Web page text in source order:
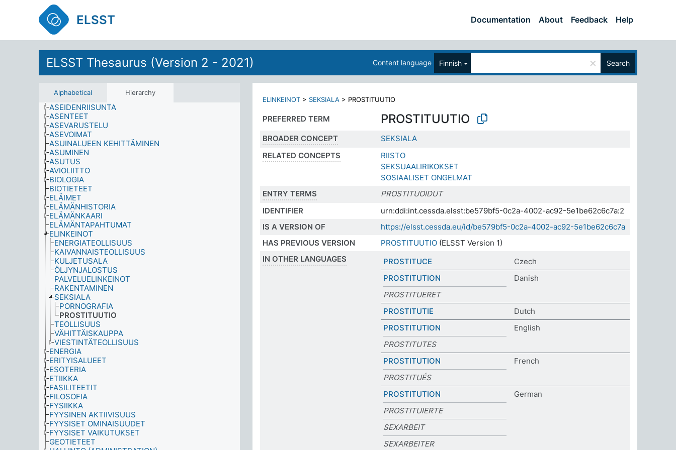
ELSST Documentation About Feedback Help
ELSST Thesaurus (Version 2 - 2021) Content language Finnish × Search
Alphabetical Hierarchy
AIKA
AINEISTOT
ALIVUOKRALAISET
AMMATTIRYHMÄT
ARVIOINTI
ARVOVALTA
ASEIDENRIISUNTA
ASENTEET
ASEVARUSTELU
ASEVOIMAT
ASUINALUEEN KEHITTÄMINEN
ASUMINEN
ASUTUS
AVIOLIITTO
BIOLOGIA
BIOTIETEET
ELÄIMET
ELÄMÄNHISTORIA
ELÄMÄNKAARI
ELÄMÄNTAPAHTUMAT
ELINKEINOT
ENERGIATEOLLISUUS
KAIVANNAISTEOLLISUUS
KULJETUSALA
ÖLJYNJALOSTUS
PALVELUELINKEINOT
RAKENTAMINEN
SEKSIALA
PORNOGRAFIA
PROSTITUUTIO
TEOLLISUUS
VÄHITTÄISKAUPPA
VIESTINTÄTEOLLISUUS
ENERGIA
ERITYISALUEET
ESOTERIA
ETIIKKA
FASILITEETIT
FILOSOFIA
FYSIIKKA
FYYSINEN AKTIIVISUUS
FYYSISET OMINAISUUDET
FYYSISET VAIKUTUKSET
GEOTIETEET
ELINKEINOT > SEKSIALA > PROSTITUUTIO
PREFERRED TERM PROSTITUUTIO
BROADER CONCEPT
SEKSIALA
RELATED CONCEPTS
RIISTO
SEKSUAALIRIKOKSET
SOSIAALISET ONGELMAT
ENTRY TERMS
PROSTITUOIDUT
IDENTIFIER
urn:ddi:int.cessda.elsst:be579bf5-0c2a-4002-ac92-5e1be62c6c7a:2
IS A VERSION OF
https://elsst.cessda.eu/id/be579bf5-0c2a-4002-ac92-5e1be62c6c7a
HAS PREVIOUS VERSION
PROSTITUUTIO (ELSST Version 1)
IN OTHER LANGUAGES
PROSTITUCE
Czech
PROSTITUTION
Danish
PROSTITUERET
PROSTITUTIE
Dutch
PROSTITUTION
English
PROSTITUTES
PROSTITUTION
French
PROSTITUÉS
PROSTITUTION
German
PROSTITUIERTE
SEXARBEIT
SEXARBEITER